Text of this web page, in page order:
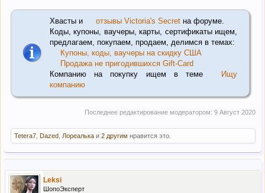
Хвасты и отзывы Victoria's Secret на форуме.
Коды, купоны, ваучеры, карты, сертификаты ищем,
предлагаем, покупаем, продаем, делимся в темах:
Купоны, коды, ваучеры на скидку США
Продажа не пригодившихся Gift-Card
Компанию на покупку ищем в теме
Ищу
компанию
Последнее редактирование модератором: 9 Август 2020
Tetera7 Dazed Лореалька и 2 другим нравится это.
Leksi
ШопоЭксперт